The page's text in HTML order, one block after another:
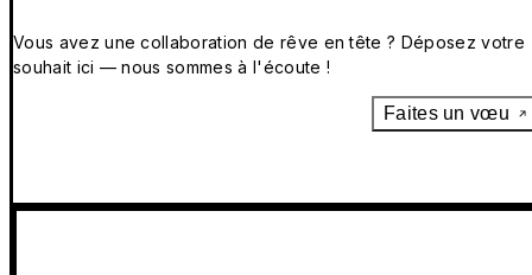
Vous avez une collaboration de rêve en tête ? Déposez votre
souhait ici — nous sommes à l'écoute !
Faites un vœu